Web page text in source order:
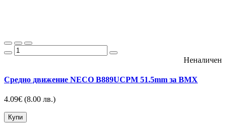
Неналичен
Средно движение NECO B889UCPM 51.5mm за BMX
4.09€ (8.00 лв.)
Купи